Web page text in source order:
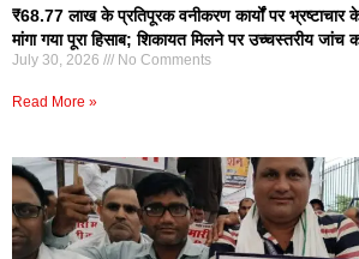
₹68.77 लाख के प्रतिपूरक वनीकरण कार्यों पर
मांगा गया पूरा हिसाब; शिकायत मिलने पर उच्चस्तरीय जांच
July 30, 2026 No Comments
Read More »